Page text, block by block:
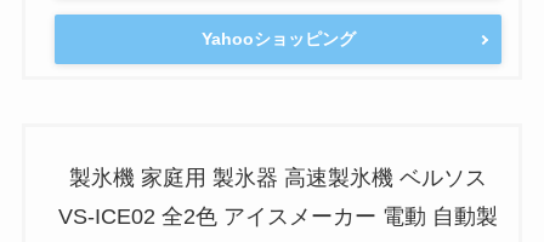
Yahooショッピング
製氷機 家庭用 製氷器 高速製氷機 ベルソス
VS-ICE02 全2色 アイスメーカー 電動 自動製